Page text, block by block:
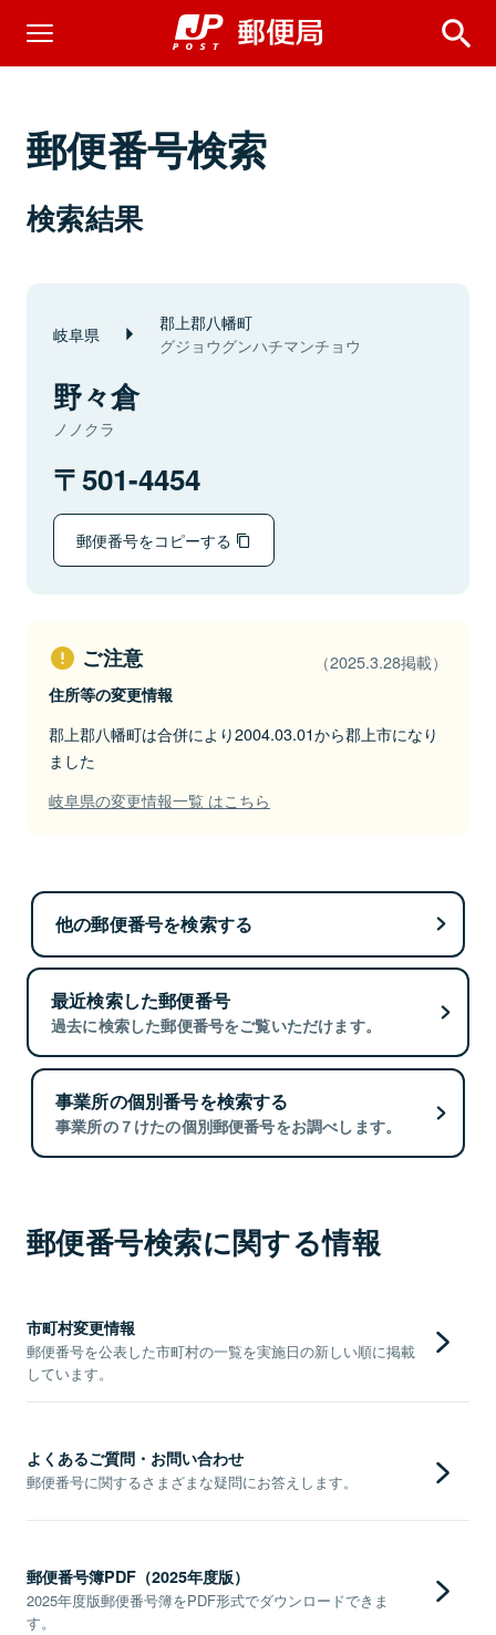
郵便番号検索
検索結果
岐阜県 郡上郡八幡町
グジョウグンハチマンチョウ
野々倉
ノノクラ
501-4454
郵便番号をコピーする
ご注意 （2025.3.28掲載）
住所等の変更情報
郡上郡八幡町は合併により2004.03.01から郡上市になり
ました
岐阜県の変更情報一覧 はこちら
他の郵便番号を検索する
最近検索した郵便番号
過去に検索した郵便番号をご覧いただけます。
事業所の個別番号を検索する
事業所の７けたの個別郵便番号をお調べします。
郵便番号検索に関する情報
市町村変更情報
郵便番号を公表した市町村の一覧を実施日の新しい順に掲載
しています。
よくあるご質問・お問い合わせ
郵便番号に関するさまざまな疑問にお答えします。
郵便番号簿PDF（2025年度版）
2025年度版郵便番号簿をPDF形式でダウンロードできま
す。